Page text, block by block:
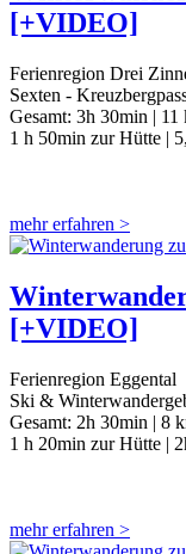
[+VIDEO]
Ferienregion Drei
Sexten -
Gesamt: 3h 30min | 11
1 h 50min zur Hütte |
mehr erfahren >
[+VIDEO]
Ferienregion Eggental
Ski &
Gesamt: 2h 30min | 8
1 h 20min zur Hütte |
mehr erfahren >